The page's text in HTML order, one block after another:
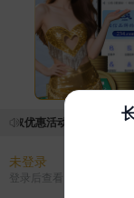
取优惠活动的手续麻烦
未登录
登录后查看